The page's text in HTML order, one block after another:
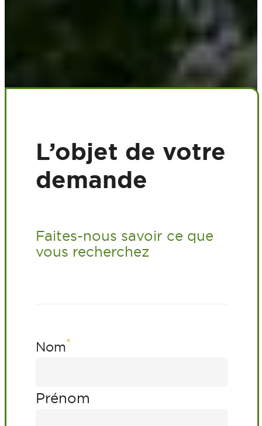
L’objet de votre
demande
Faites-nous savoir ce que
vous recherchez
Nom*
Prénom